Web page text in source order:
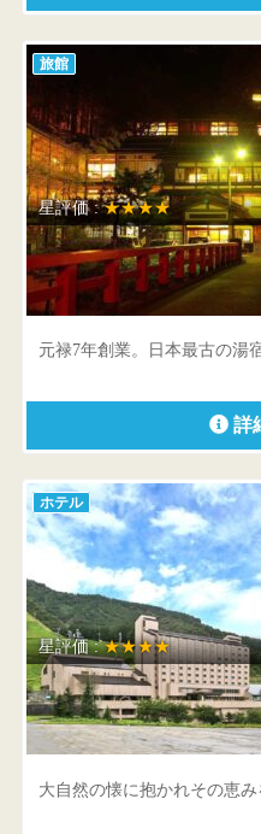
旅館
星評価 :★★★★
積善館（本館）
群馬県 吾妻郡中之条町大字四
元禄7年創業。日本最古の
詳
ホテル
星評価 :★★★★
NASPAニューオー
新潟県 南魚沼郡湯沢町湯沢
大自然の懐に抱かれその恵